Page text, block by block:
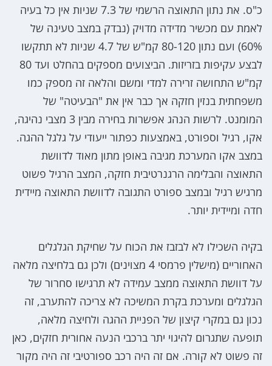
כ"ס. את נתון התאוצה הרשמי של 7.3 שניות אין כל בעיה
לאמת עם מכשיר מדידה מדויק (נבדק במצב טעינה של
60%) ועם נתון 80-120 קמ"ש של 4.7 שניות לא תתקשו
לבצע עקיפות בזריזות. הביצועים מספקים בהחלט ועד 80
קמ"ש התחושה זרירה למדי ומשם והלאה זה מספק כמו
משפחתית בנזין חזקה אך כבר אין את "הבעיטה" של
המומנט. לרשות הנהג אפשרות בחירה מבין 3 מצבי נהיגה,
אקו, רגיל וספורט, באמצעות כפתור ייעודי על גלגל ההגה.
במצב אקו המערכת מגיבה באופן מתון מאוד לדוושת
התאוצה והבלימה הרגנרטיבית חזקה, המצב הרגיל פשוט
מרגיש רגיל ובמצב ספורט התגובה לדוושת התאוצה מיידית
חדה ומיידית יותר.
בקיה השכילו לא לבזבז את הכוח על שחיקת הגלגלים
האחוריים (מישלין פרמסי 4 מצוינים) ולכן גם בלחיצה מלאה
על דוושת התאוצה ממצב עמידה לא תרגישו סחרור של
הגלגלים ומערכת בקרת המשיכה לא צריכה להתערב, זה
נכון גם במקרי קיצון של הפניית ההגה ולחיצה מלאה,
תופעה שתגרום להיגוי יתר ברכבי הנעה אחורית חזקים, כאן
זה פשוט לא קורה. אם זה היה רכב ספורטיבי זה היה מקור